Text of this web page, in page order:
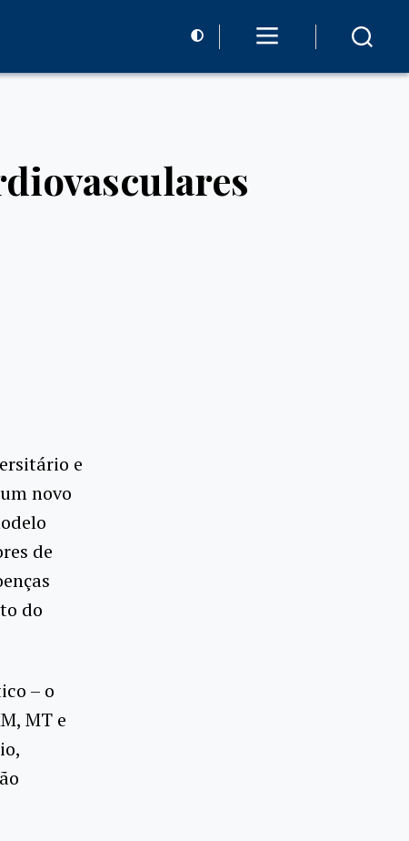
e
novo
de
do
– o
MT e